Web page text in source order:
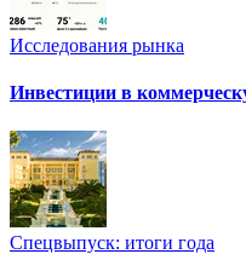
Исследования рынка
Инвестиции в
Спецвыпуск: итоги года